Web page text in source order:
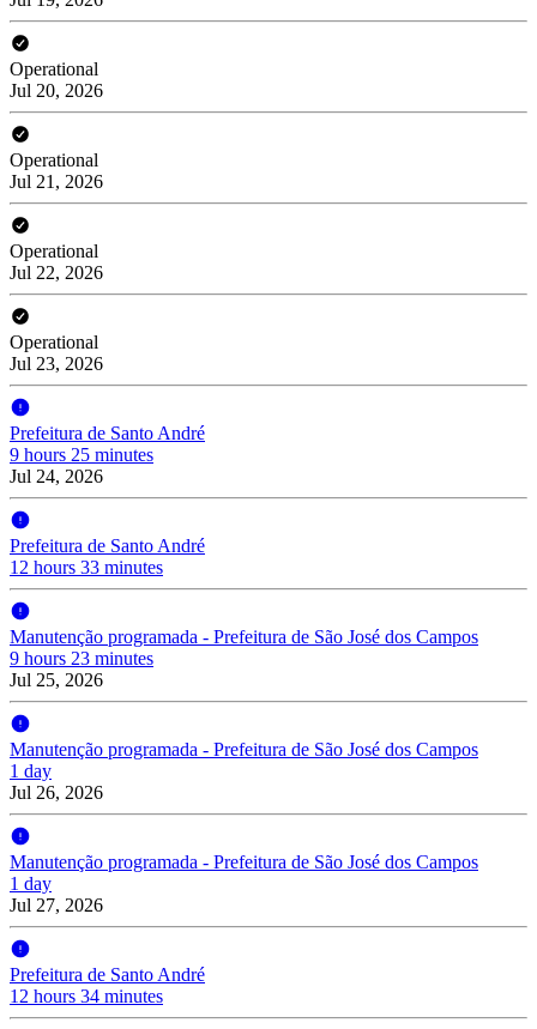
Operational
Jul 20, 2026
Operational
Jul 21, 2026
Operational
Jul 22, 2026
Operational
Jul 23, 2026
Prefeitura de Santo André
9 hours 25 minutes
Jul 24, 2026
Prefeitura de Santo André
12 hours 33 minutes
Manutenção programada - Prefeitura de São José dos Campos
9 hours 23 minutes
Jul 25, 2026
Manutenção programada - Prefeitura de São José dos Campos
1 day
Jul 26, 2026
Manutenção programada - Prefeitura de São José dos Campos
1 day
Jul 27, 2026
Prefeitura de Santo André
12 hours 34 minutes